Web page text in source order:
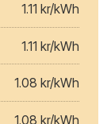
1.11 kr/kWh
1.11 kr/kWh
1.08 kr/kWh
1.08 kr/kWh